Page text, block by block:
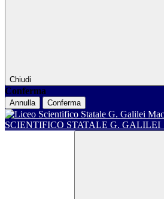
Chiudi
Conferma
Annulla Conferma
SCIENTIFICO STATALE G. GALILEI